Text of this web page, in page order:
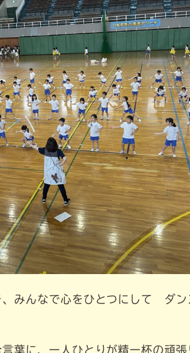
みんなで心をひとつにして ダン
葉に、一人ひとりが精一杯の頑張